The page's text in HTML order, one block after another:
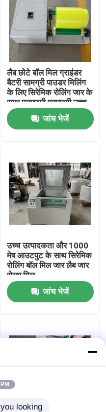
लैब छोटे बॉल मिल ग्राइंडर
बैटरी सामग्री पाउडर मिलिंग
के लिए सिरेमिक रोलिंग जार के
साथ एलएफपी एनएमसी उच्च
उत्पादकता
जांच भेजें
उच्च उत्पादकता और 1000
मेष आउटपुट के साथ सिरेमिक
रोलिंग बॉल मिल जार लैब जार
रोलर मिल
जांच भेजें
looking